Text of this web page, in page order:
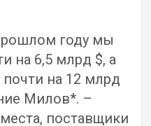
году мы
на 6,5 млрд $, а
на 12 млрд
Милов*. –
поставщики